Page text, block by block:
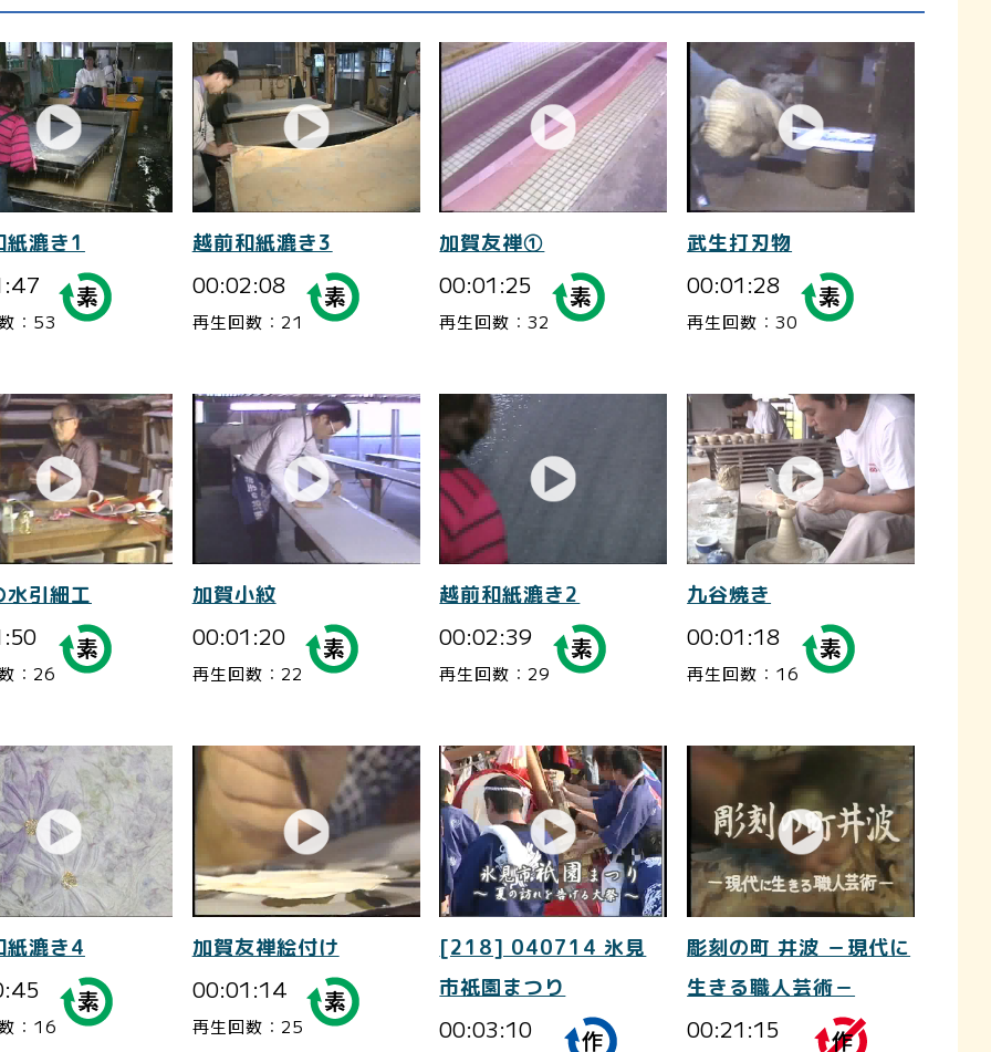
紙漉き1
：53
越前和紙漉き3
00:02:08
再生回数：21
加賀友禅①
00:01:25
再生回数：32
武生打刃物
00:01:28
再生回数：30
水引細工
：26
加賀小紋
00:01:20
再生回数：22
越前和紙漉き2
00:02:39
再生回数：29
九谷焼き
00:01:18
再生回数：16
紙漉き4
：16
加賀友禅絵付け
00:01:14
再生回数：25
[218] 040714 氷見
市祇園まつり
00:03:10
彫刻の町 井波 －現代に
生きる職人芸術－
00:21:15